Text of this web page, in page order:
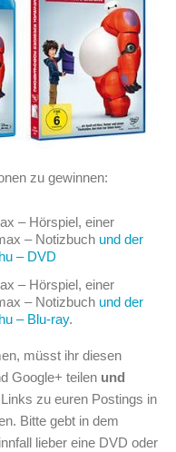
zu gewinnen:
– Hörspiel, einer
– Notizbuch und der
– DVD
– Hörspiel, einer
– Notizbuch und der
– Blu-ray.
müsst ihr diesen
Google+ teilen und
zu euren Postings in
Bitte gebt in dem
lieber eine DVD oder